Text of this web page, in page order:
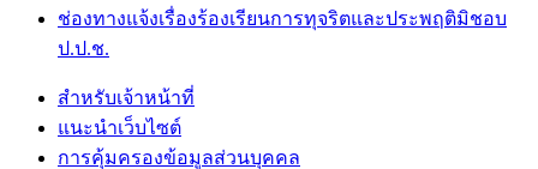
ช่องทางแจ้งเรื่องร้องเรียนการทุจริตและประพฤติมิชอบ
ป.ป.ช.
สำหรับเจ้าหน้าที่
แนะนำเว็บไซต์
การคุ้มครองข้อมูลส่วนบุคคล